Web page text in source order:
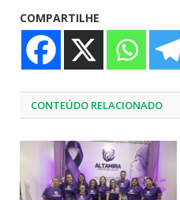
COMPARTILHE
CONTEÚDO RELACIONADO